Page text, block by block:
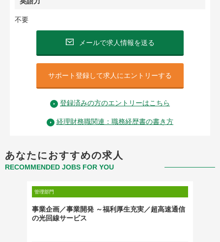
不要
メールで求人情報を送る
サポート登録して求人にエントリーする
登録済みの方のエントリーはこちら
経理財務職関連：職務経歴書の書き方
あなたにおすすめの求人
RECOMMENDED JOBS FOR YOU
管理部門
事業企画／事業開発 ～福利厚生充実／超高速通信
の光回線サービス